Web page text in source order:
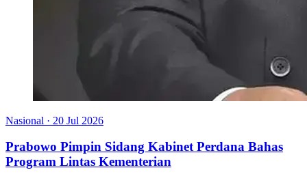
Nasional · 20 Jul 2026
Prabowo Pimpin Sidang Kabinet Perdana Bahas
Program Lintas Kementerian